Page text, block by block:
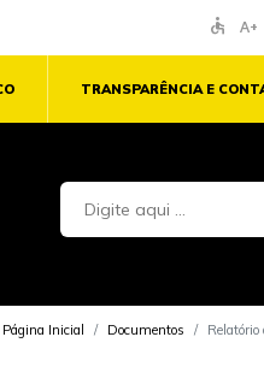
accessible text_increase
TRANSPARÊNCIA E
Página Inicial Documentos